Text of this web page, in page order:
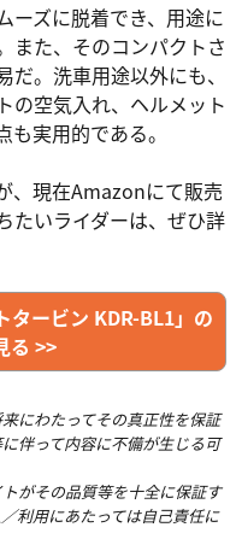
ーズに脱着でき、用途に
また、そのコンパクトさ
。洗車用途以外にも、
の空気入れ、ヘルメット
実用的である。
、現在Amazonにて販売
たいライダーは、ぜひ詳
ービン KDR-BL1」の
る >>
にわたってその真正性を保証
伴って内容に不備が生じる可
がその品質等を十全に保証す
利用にあたっては自己責任に